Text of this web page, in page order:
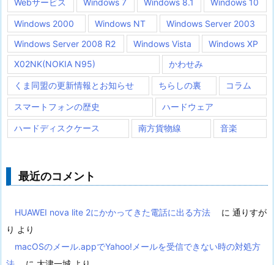
Windows 2000 Windows NT
Windows Server 2003
Windows Server 2008 R2
Windows Vista
Windows XP
X02NK(NOKIA N95)
かわせみ
くま同盟の更新情報とお知らせ ちらしの裏 コラム
スマートフォンの歴史 ハードウェア
ハードディスクケース 南方貨物線 音楽
最近のコメント
HUAWEI nova lite 2にかかってきた電話に出る方法 に 通りすが
り より
macOSのメール.appでYahoo!メールを受信できない時の対処方